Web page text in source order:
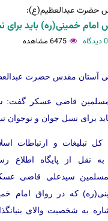
حضرت عبدالعظیم(ع):
خمینی(ره) باید
0 دیدگاه 6475 مشاهده
آستان مقدس حضرت
قاضی‌ عسکر
برای نسل جوان و نوجوان
کل تبلیغات و ارتباطات
به نقل از پایگاه
سیدعلی قاضی‌
که در رواق امام
به شخصیت والای